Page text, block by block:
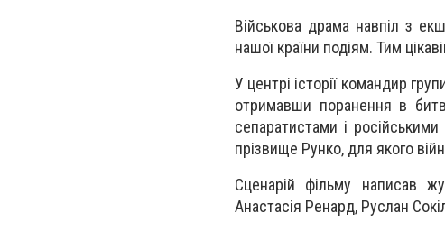
Військова драма навпіл з
нашої країни подіям. Тим
У центрі історії командир
отримавши поранення в
сепаратистами і
прізвище Рунко, для якого
Сценарій фільму написав
Анастасія Ренард, Руслан